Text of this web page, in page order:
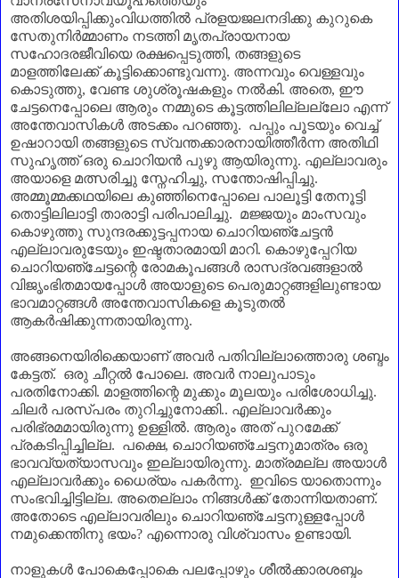
അതിശയിപ്പിക്കുംവിധത്തിൽ പ്രളയജലനദിക്കു കുറുകെ
സേതുനിർമ്മാണം നടത്തി മൃതപ്രായനായ
സഹോദരജീവിയെ രക്ഷപ്പെടുത്തി, തങ്ങളുടെ
മാളത്തിലേക്ക് കൂട്ടിക്കൊണ്ടുവന്നു. അന്നവും വെള്ളവും
കൊടുത്തു, വേണ്ട ശുശ്രൂഷകളും നൽകി. അതെ, ഈ
ചേട്ടനെപ്പോലെ ആരും നമ്മുടെ കൂട്ടത്തിലില്ലല്ലോ എന്ന്
അന്തേവാസികൾ അടക്കം പറഞ്ഞു. പപ്പും പൂടയും വെച്ച്
ഉഷാറായി തങ്ങളുടെ സ്വന്തക്കാരനായിത്തീർന്ന അതിഥി
സുഹൃത്ത് ഒരു ചൊറിയൻ പുഴു ആയിരുന്നു. എല്ലാവരും
അയാളെ മത്സരിച്ചു സ്നേഹിച്ചു, സന്തോഷിപ്പിച്ചു.
അമ്മൂമ്മക്കഥയിലെ കുഞ്ഞിനെപ്പോലെ പാലൂട്ടി തേനൂട്ടി
തൊട്ടിലിലാട്ടി താരാട്ടി പരിപാലിച്ചു. മജ്ജയും മാംസവും
കൊഴുത്തു സുന്ദരക്കുട്ടപ്പനായ ചൊറിയഞ്ചേട്ടൻ
എല്ലാവരുടേയും ഇഷ്ടതാരമായി മാറി. കൊഴുപ്പേറിയ
ചൊറിയഞ്ചേട്ടന്റെ രോമകൂപങ്ങൾ രാസദ്രവങ്ങളാൽ
വിജൃംഭിതമായപ്പോൾ അയാളുടെ പെരുമാറ്റങ്ങളിലുണ്ടായ
ഭാവമാറ്റങ്ങൾ അന്തേവാസികളെ കൂടുതൽ
ആകർഷിക്കുന്നതായിരുന്നു.
അങ്ങനെയിരിക്കെയാണ്‌ അവർ പതിവില്ലാത്തൊരു ശബ്ദം
കേട്ടത്. ഒരു ചീറ്റൽ പോലെ. അവർ നാലുപാടും
പരതിനോക്കി. മാളത്തിന്റെ മുക്കും മൂലയും പരിശോധിച്ചു.
ചിലർ പരസ്പരം തുറിച്ചുനോക്കി.. എല്ലാവർക്കും
പരിഭ്രമമായിരുന്നു ഉള്ളിൽ. ആരും അത് പുറമേക്ക്
പ്രകടിപ്പിച്ചില്ല. പക്ഷെ, ചൊറിയഞ്ചേട്ടനുമാത്രം ഒരു
ഭാവവ്യത്യാസവും ഇല്ലായിരുന്നു. മാത്രമല്ല അയാൾ
എല്ലാവർക്കും ധൈര്യം പകർന്നു. ഇവിടെ യാതൊന്നും
സംഭവിച്ചിട്ടില്ല. അതെല്ലാം നിങ്ങൾക്ക് തോന്നിയതാണ്‌.
അതോടെ എല്ലാവരിലും ചൊറിയഞ്ചേട്ടനുള്ളപ്പോൾ
നമുക്കെന്തിനു ഭയം? എന്നൊരു വിശ്വാസം ഉണ്ടായി.
നാളുകൾ പോകെപ്പോകെ പലപ്പോഴും ശീൽക്കാരശബ്ദം